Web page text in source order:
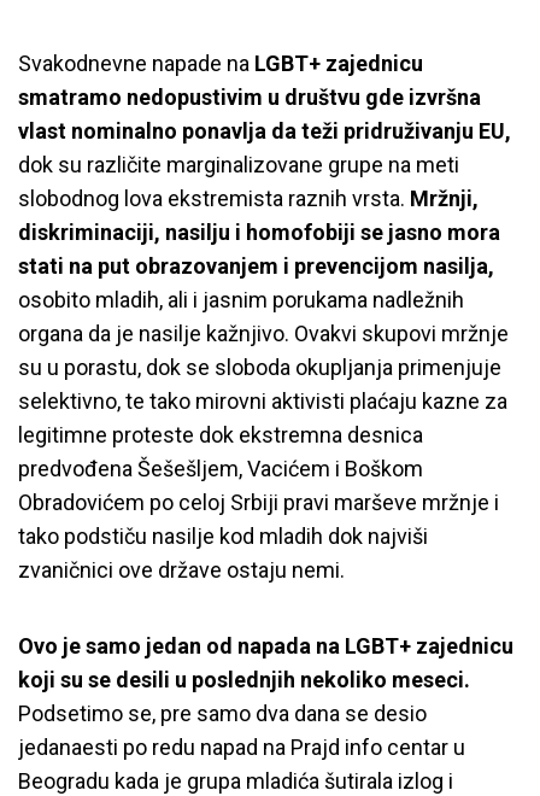
Svakodnevne napade na LGBT+ zajednicu
smatramo nedopustivim u društvu gde izvršna
vlast nominalno ponavlja da teži pridruživanju EU,
dok su različite marginalizovane grupe na meti
slobodnog lova ekstremista raznih vrsta. Mržnji,
diskriminaciji, nasilju i homofobiji se jasno mora
stati na put obrazovanjem i prevencijom nasilja,
osobito mladih, ali i jasnim porukama nadležnih
organa da je nasilje kažnjivo. Ovakvi skupovi mržnje
su u porastu, dok se sloboda okupljanja primenjuje
selektivno, te tako mirovni aktivisti plaćaju kazne za
legitimne proteste dok ekstremna desnica
predvođena Šešešljem, Vacićem i Boškom
Obradovićem po celoj Srbiji pravi marševe mržnje i
tako podstiču nasilje kod mladih dok najviši
zvaničnici ove države ostaju nemi.
Ovo je samo jedan od napada na LGBT+ zajednicu
koji su se desili u poslednjih nekoliko meseci.
Podsetimo se, pre samo dva dana se desio
jedanaesti po redu napad na Prajd info centar u
Beogradu kada je grupa mladića šutirala izlog i